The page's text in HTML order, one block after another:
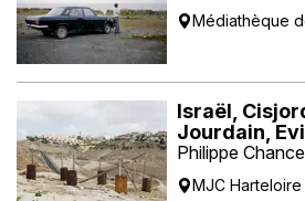
Médiathèque
Israël,
Jourdain,
Philippe
MJC Harteloire